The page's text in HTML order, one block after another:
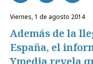
viernes, 1 de agosto 2014
Además de la
España, el
Ymedia revela